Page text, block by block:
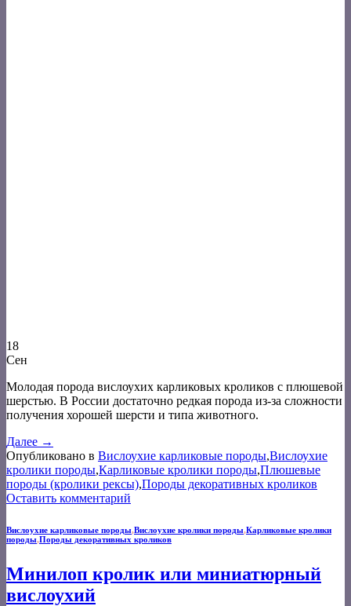
18
Сен
Молодая порода вислоухих карликовых кроликов с плюшевой
шерстью. В России достаточно редкая порода из-за сложности
получения хорошей шерсти и типа животного.
Далее →
Опубликовано в Вислоухие карликовые породы,Вислоухие
кролики породы,Карликовые кролики породы,Плюшевые
породы (кролики рексы),Породы декоративных кроликов
Оставить комментарий
Вислоухие карликовые породы,Вислоухие кролики породы,Карликовые кролики
породы,Породы декоративных кроликов
Минилоп кролик или миниатюрный
вислоухий